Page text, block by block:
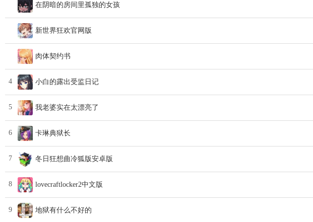
在阴暗的房间里孤独的女孩
新世界狂欢官网版
肉体契约书
4 小白的露出受监日记
5 我老婆实在太漂亮了
6 卡琳典狱长
7 冬日狂想曲冷狐版安卓版
8 lovecraftlocker2中文版
9 地狱有什么不好的